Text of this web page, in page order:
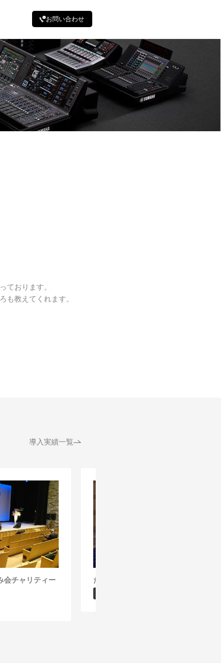
お問い合わせ
ております。
も教えてくれます。
導入実績一覧
会チャリティー たどつ七夕チャリティーカラオケ発表